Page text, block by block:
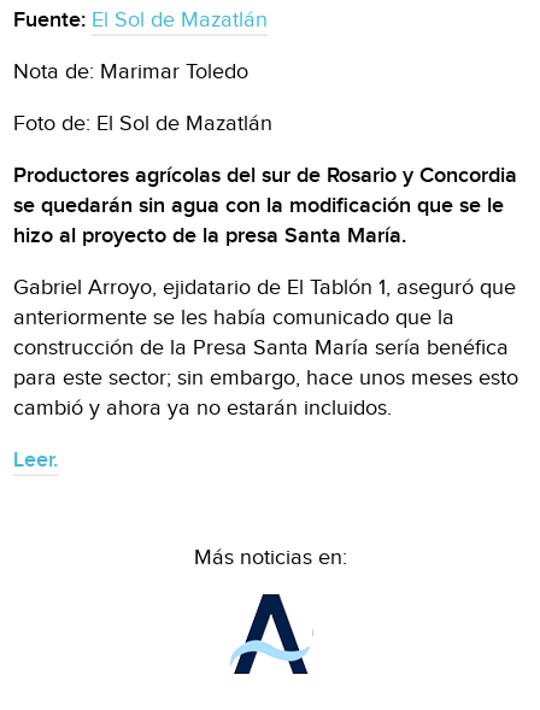
Fuente: El Sol de Mazatlán
Nota de: Marimar Toledo
Foto de: El Sol de Mazatlán
Productores agrícolas del sur de Rosario y Concordia
se quedarán sin agua con la modificación que se le
hizo al proyecto de la presa Santa María.
Gabriel Arroyo, ejidatario de El Tablón 1, aseguró que
anteriormente se les había comunicado que la
construcción de la Presa Santa María sería benéfica
para este sector; sin embargo, hace unos meses esto
cambió y ahora ya no estarán incluidos.
Leer.
Más noticias en: